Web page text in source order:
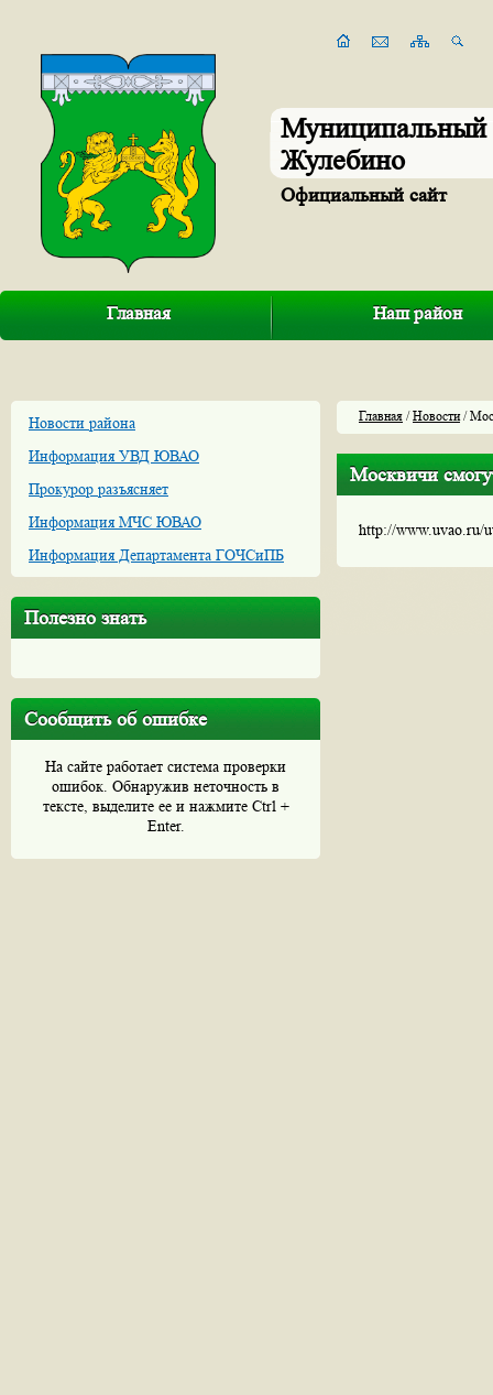
Муниципальный
Жулебино
Официальный сайт
Главная Наш район
Новости района
Информация УВД ЮВАО
Прокурор разъясняет
Информация МЧС ЮВАО
Информация Департамента ГОЧСиПБ
Полезно знать
Сообщить об ошибке
На сайте работает система проверки
ошибок. Обнаружив неточность в
тексте, выделите ее и нажмите Ctrl +
Enter.
Главная /Новости/
Москвичи
http://www.uvao.ru/